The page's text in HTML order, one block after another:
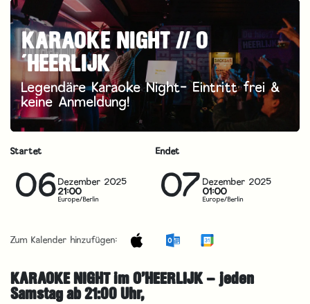
KARAOKE NIGHT // O
´HEERLIJK
Legendäre Karaoke Night- Eintritt frei &
keine Anmeldung!
Startet
06Dezember 2025
21:00
Europe/Berlin
Endet
07 Dezember 2025
01:00
Europe/Berlin
Zum Kalender hinzufügen:
KARAOKE NIGHT im O’HEERLIJK – jeden
Samstag ab 21:00 Uhr,